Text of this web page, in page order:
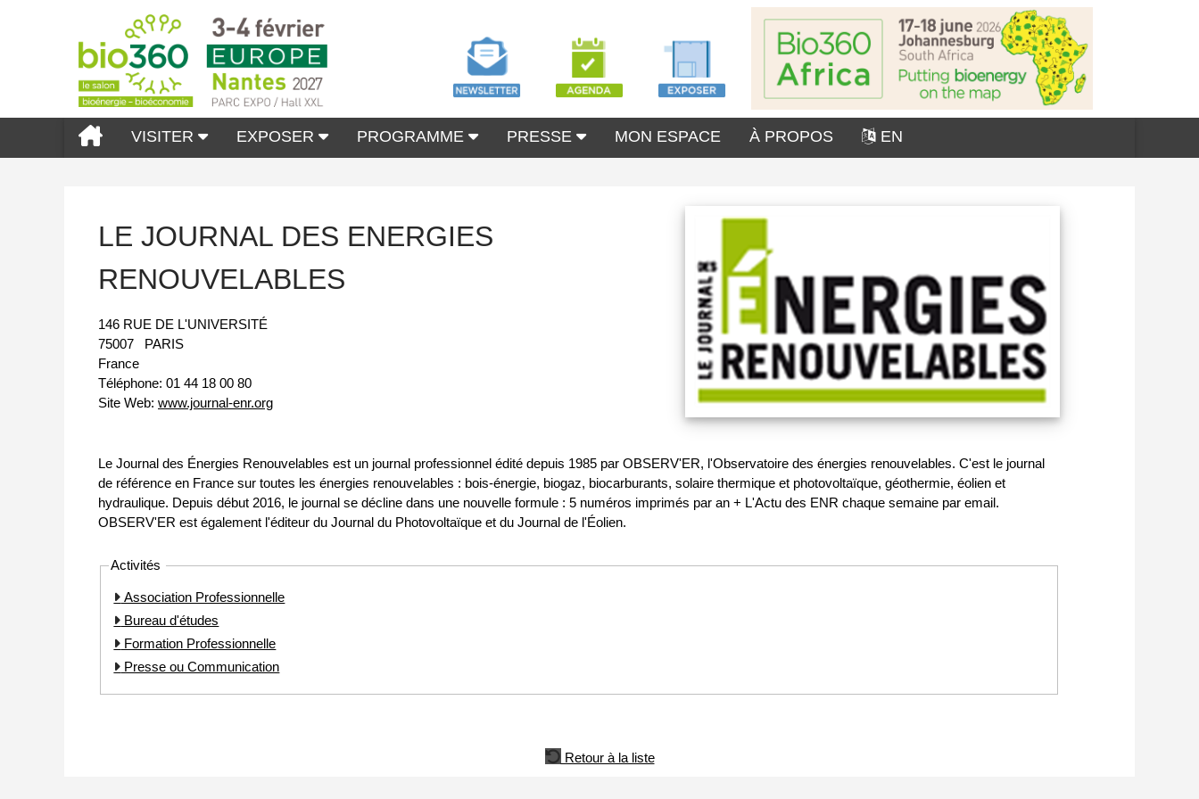
VISITER EXPOSER PROGRAMME PRESSE MON ESPACE À PROPOS EN
LE JOURNAL DES ENERGIES
RENOUVELABLES
146 RUE DE L'UNIVERSITÉ
75007
PARIS
France
Téléphone: 01 44 18 00 80
Site Web: www.journal-enr.org
Le Journal des Énergies Renouvelables est un journal professionnel édité depuis 1985 par OBSERV'ER, l'Observatoire des énergies renouvelables. C'est le journal
de référence en France sur toutes les énergies renouvelables : bois-énergie, biogaz, biocarburants, solaire thermique et photovoltaïque, géothermie, éolien et
hydraulique. Depuis début 2016, le journal se décline dans une nouvelle formule : 5 numéros imprimés par an + L'Actu des ENR chaque semaine par email.
OBSERV'ER est également l'éditeur du Journal du Photovoltaïque et du Journal de l'Éolien.
Activités
Association Professionnelle
Bureau d'études
Formation Professionnelle
Presse ou Communication
Retour à la liste